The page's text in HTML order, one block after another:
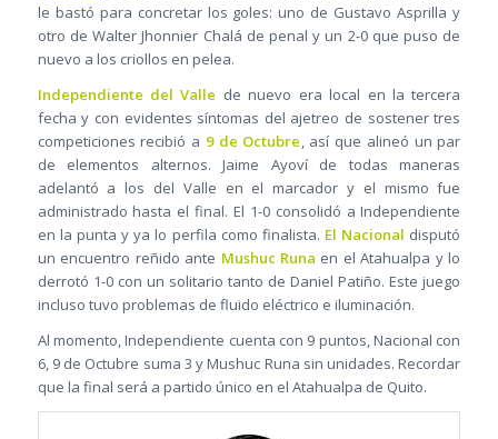
le bastó para concretar los goles: uno de Gustavo Asprilla y
otro de Walter Jhonnier Chalá de penal y un 2-0 que puso de
nuevo a los criollos en pelea.
Independiente del Valle de nuevo era local en la tercera
fecha y con evidentes síntomas del ajetreo de sostener tres
competiciones recibió a 9 de Octubre, así que alineó un par
de elementos alternos. Jaime Ayoví de todas maneras
adelantó a los del Valle en el marcador y el mismo fue
administrado hasta el final. El 1-0 consolidó a Independiente
en la punta y ya lo perfila como finalista. El Nacional disputó
un encuentro reñido ante Mushuc Runa en el Atahualpa y lo
derrotó 1-0 con un solitario tanto de Daniel Patiño. Este juego
incluso tuvo problemas de fluido eléctrico e iluminación.
Al momento, Independiente cuenta con 9 puntos, Nacional con
6, 9 de Octubre suma 3 y Mushuc Runa sin unidades. Recordar
que la final será a partido único en el Atahualpa de Quito.